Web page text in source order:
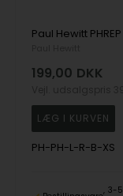
199,00 DKK
PH-PH-L-R-B-XS
3-5